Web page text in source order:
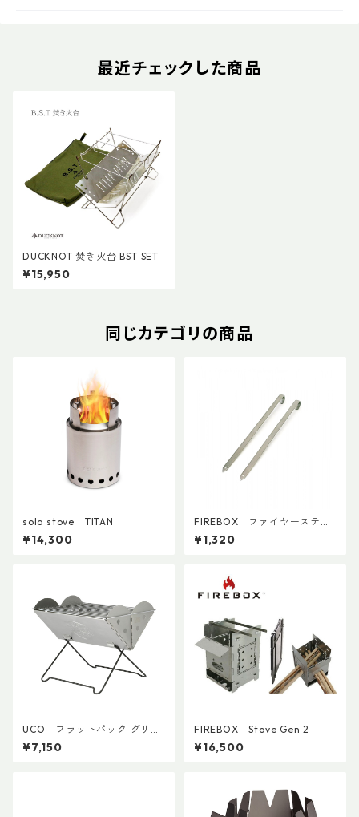
最近チェックした商品
DUCKNOT 焚き火台 BST SET
¥15,950
同じカテゴリの商品
solo stove TITAN
¥14,300
FIREBOX ファイヤースティ
ック（２本）
¥1,320
UCO フラットパック グリル
＆ファイヤーピット
¥7,150
FIREBOX Stove Gen 2
¥16,500